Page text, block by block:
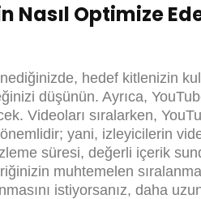
Nasıl Optimize
hedef kitlenizin
düşünün. Ayrıca,
Videoları sıralarken,
yani, izleyicilerin
süresi, değerli içerik
muhtemelen
istiyorsanız, daha